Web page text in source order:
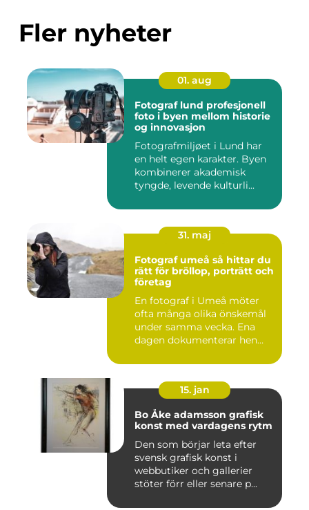
Fler nyheter
01. aug
Fotograf lund profesjonell
foto i byen mellom historie
og innovasjon
Fotografmiljøet i Lund har
en helt egen karakter. Byen
kombinerer akademisk
tyngde, levende kulturli...
31. maj
Fotograf umeå så hittar du
rätt för bröllop, porträtt och
företag
En fotograf i Umeå möter
ofta många olika önskemål
under samma vecka. Ena
dagen dokumenterar hen
15. jan
Bo Åke adamsson grafisk
konst med vardagens rytm
Den som börjar leta efter
svensk grafisk konst i
webbutiker och gallerier
stöter förr eller senare p...